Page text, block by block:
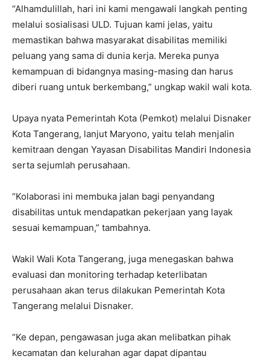
“Alhamdulillah, hari ini kami mengawali langkah penting
melalui sosialisasi ULD. Tujuan kami jelas, yaitu
memastikan bahwa masyarakat disabilitas memiliki
peluang yang sama di dunia kerja. Mereka punya
kemampuan di bidangnya masing-masing dan harus
diberi ruang untuk berkembang,” ungkap wakil wali kota.
Upaya nyata Pemerintah Kota (Pemkot) melalui Disnaker
Kota Tangerang, lanjut Maryono, yaitu telah menjalin
kemitraan dengan Yayasan Disabilitas Mandiri Indonesia
serta sejumlah perusahaan.
“Kolaborasi ini membuka jalan bagi penyandang
disabilitas untuk mendapatkan pekerjaan yang layak
sesuai kemampuan,” tambahnya.
Wakil Wali Kota Tangerang, juga menegaskan bahwa
evaluasi dan monitoring terhadap keterlibatan
perusahaan akan terus dilakukan Pemerintah Kota
Tangerang melalui Disnaker.
“Ke depan, pengawasan juga akan melibatkan pihak
kecamatan dan kelurahan agar dapat dipantau